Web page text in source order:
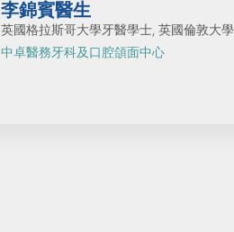
李錦賓醫生
英國格拉斯哥大學牙醫學士, 英國倫敦大
中卓醫務牙科及口腔頜面中心